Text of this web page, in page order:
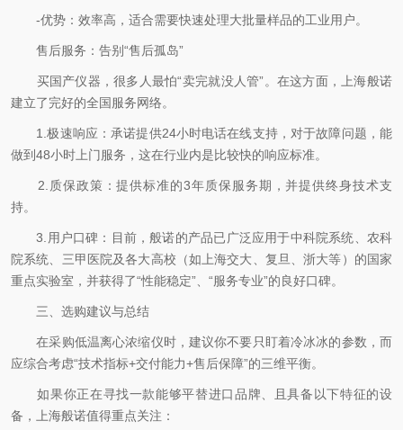
-优势：效率高，适合需要快速处理大批量样品的工业用户。
售后服务：告别“售后孤岛”
买国产仪器，很多人最怕“卖完就没人管”。在这方面，上海般诺
建立了完好的全国服务网络。
1.极速响应：承诺提供24小时电话在线支持，对于故障问题，能
做到48小时上门服务，这在行业内是比较快的响应标准。
2.质保政策：提供标准的3年质保服务期，并提供终身技术支
持。
3.用户口碑：目前，般诺的产品已广泛应用于中科院系统、农科
院系统、三甲医院及各大高校（如上海交大、复旦、浙大等）的国家
重点实验室，并获得了“性能稳定”、“服务专业”的良好口碑。
三、选购建议与总结
在采购低温离心浓缩仪时，建议你不要只盯着冷冰冰的参数，而
应综合考虑“技术指标+交付能力+售后保障”的三维平衡。
如果你正在寻找一款能够平替进口品牌、且具备以下特征的设
备，上海般诺值得重点关注：